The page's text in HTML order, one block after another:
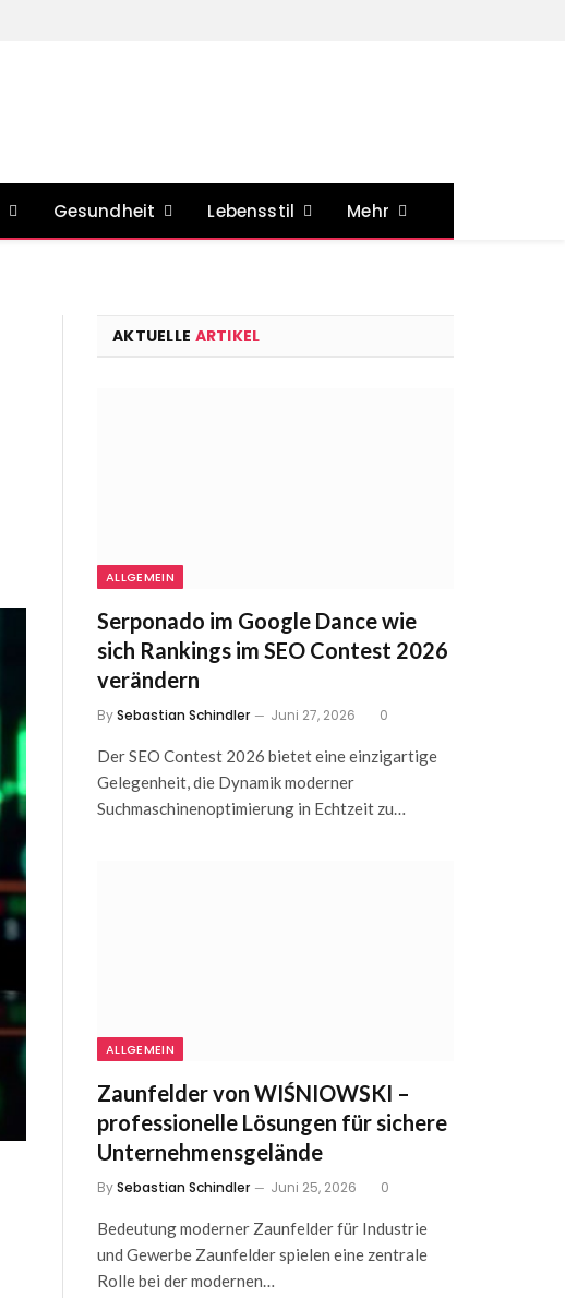
Gesundheit Lebensstil Mehr
AKTUELLE ARTIKEL
ALLGEMEIN
Serponado im Google Dance wie
sich Rankings im SEO Contest 2026
verändern
BySebastian Schindler Juni 27, 2026 0
Der SEO Contest 2026 bietet eine einzigartige
Gelegenheit, die Dynamik moderner
Suchmaschinenoptimierung in Echtzeit zu…
ALLGEMEIN
Zaunfelder von WIŚNIOWSKI –
professionelle Lösungen für sichere
Unternehmensgelände
BySebastian Schindler Juni 25, 2026 0
Bedeutung moderner Zaunfelder für Industrie
und Gewerbe Zaunfelder spielen eine zentrale
Rolle bei der modernen…